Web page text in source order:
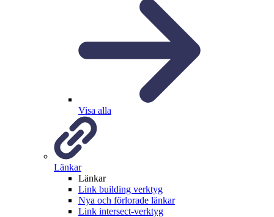
Visa alla
Länkar
Länkar
Link building verktyg
Nya och förlorade länkar
Link intersect-verktyg